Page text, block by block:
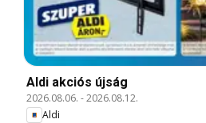
Aldi akciós újság
2026.08.06. -2026.08.12.
Aldi